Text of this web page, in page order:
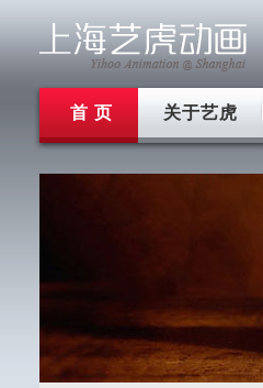
首 页 关于艺虎